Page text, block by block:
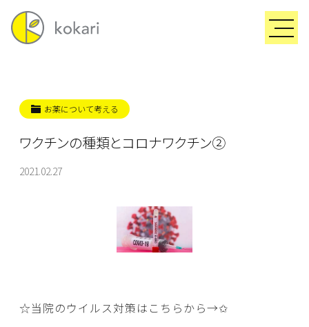
お薬について考える
ワクチンの種類とコロナワクチン②
2021.02.27
☆当院のウイルス対策はこちらから→✩